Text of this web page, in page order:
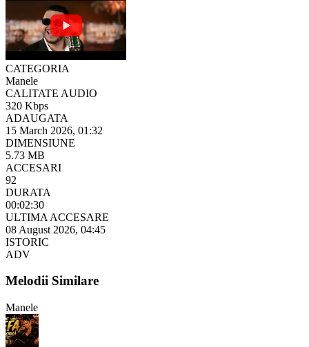
CATEGORIA
Manele
CALITATE AUDIO
320 Kbps
ADAUGATA
15 March 2026, 01:32
DIMENSIUNE
5.73 MB
ACCESARI
92
DURATA
00:02:30
ULTIMA ACCESARE
08 August 2026, 04:45
ISTORIC
ADV
Melodii Similare
Manele